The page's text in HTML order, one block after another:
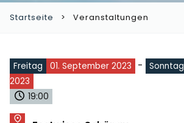
Startseite Veranstaltungen
Freitag 01. September 2023 - Sonntag
2023
19:00